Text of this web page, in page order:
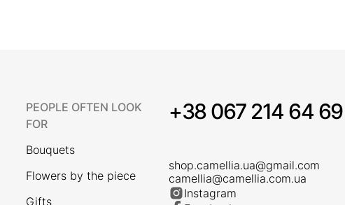
PEOPLE OFTEN LOOK
FOR
Bouquets
Flowers by the piece
Gifts
+38 067 214 64 69
shop.camellia.ua@gmail.com
camellia@camellia.com.ua
Instagram